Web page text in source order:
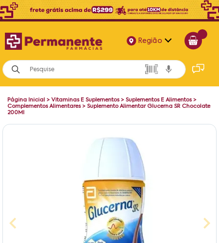
Região
Alagoas
Bahia
Paraíba
Pernambuco
Página Inicial > Vitaminas E Suplementos> Suplementos E Alimentos>
Complementos Alimentares> Suplemento Alimentar Glucerna SR Chocolate
200Ml